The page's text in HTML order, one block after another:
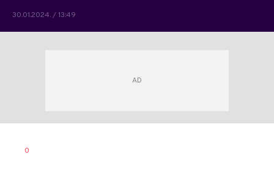
30.01.2024. / 13:49
AUTOR
0